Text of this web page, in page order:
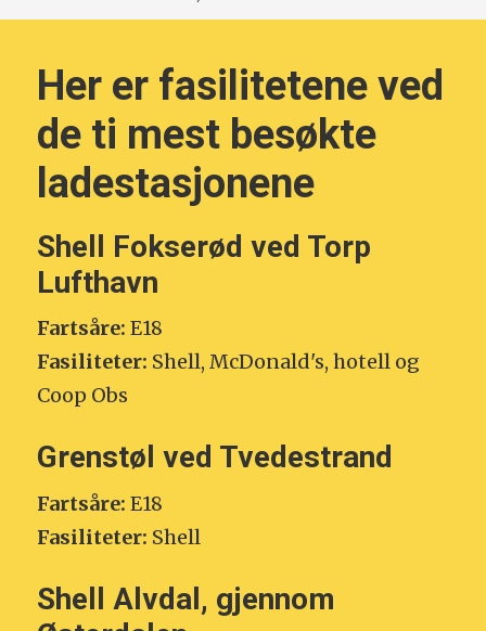
Her er fasilitetene ved
de ti mest besøkte
ladestasjonene
Shell Fokserød ved Torp
Lufthavn
Fartsåre: E18
Fasiliteter: Shell, McDonald's, hotell og
Coop Obs
Grenstøl ved Tvedestrand
Fartsåre: E18
Fasiliteter: Shell
Shell Alvdal, gjennom